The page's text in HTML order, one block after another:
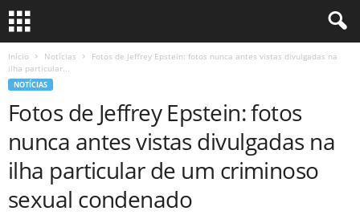
Início Notícias
Fotos de Jeffrey Epstein: fotos nunca antes vistas divulgadas na
ilha particular...
NOTÍCIAS
Fotos de Jeffrey Epstein: fotos
nunca antes vistas divulgadas na
ilha particular de um criminoso
sexual condenado